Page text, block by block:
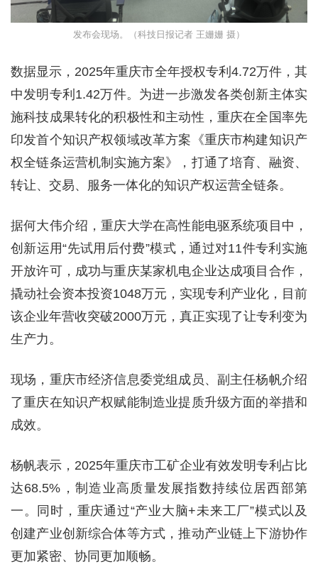
发布会现场。（科技日报记者 王姗姗 摄）
数据显示，2025年重庆市全年授权专利4.72万件，其
中发明专利1.42万件。为进一步激发各类创新主体实
施科技成果转化的积极性和主动性，重庆在全国率先
印发首个知识产权领域改革方案《重庆市构建知识产
权全链条运营机制实施方案》，打通了培育、融资、
转让、交易、服务一体化的知识产权运营全链条。
据何大伟介绍，重庆大学在高性能电驱系统项目中，
创新运用“先试用后付费”模式，通过对11件专利实施
开放许可，成功与重庆某家机电企业达成项目合作，
撬动社会资本投资1048万元，实现专利产业化，目前
该企业年营收突破2000万元，真正实现了让专利变为
生产力。
现场，重庆市经济信息委党组成员、副主任杨帆介绍
了重庆在知识产权赋能制造业提质升级方面的举措和
成效。
杨帆表示，2025年重庆市工矿企业有效发明专利占比
达68.5%，制造业高质量发展指数持续位居西部第
一。同时，重庆通过“产业大脑+未来工厂”模式以及
创建产业创新综合体等方式，推动产业链上下游协作
更加紧密、协同更加顺畅。